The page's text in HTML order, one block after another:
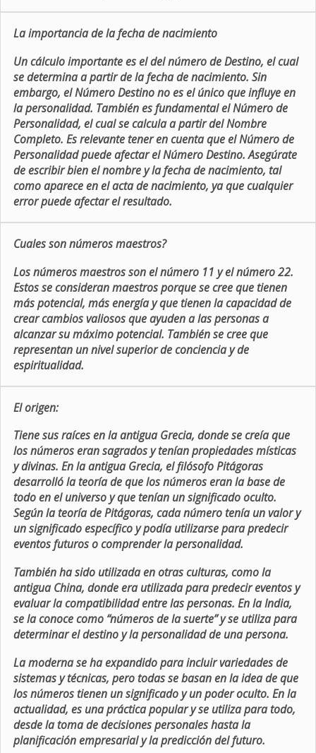
La importancia de la fecha de nacimiento
Un cálculo importante es el del número de Destino, el cual
se determina a partir de la fecha de nacimiento. Sin
embargo, el Número Destino no es el único que influye en
la personalidad. También es fundamental el Número de
Personalidad, el cual se calcula a partir del Nombre
Completo. Es relevante tener en cuenta que el Número de
Personalidad puede afectar el Número Destino. Asegúrate
de escribir bien el nombre y la fecha de nacimiento, tal
como aparece en el acta de nacimiento, ya que cualquier
error puede afectar el resultado.
Cuales son números maestros?
Los números maestros son el número 11 y el número 22.
Estos se consideran maestros porque se cree que tienen
más potencial, más energía y que tienen la capacidad de
crear cambios valiosos que ayuden a las personas a
alcanzar su máximo potencial. También se cree que
representan un nivel superior de conciencia y de
espiritualidad.
El origen:
Tiene sus raíces en la antigua Grecia, donde se creía que
los números eran sagrados y tenían propiedades místicas
y divinas. En la antigua Grecia, el filósofo Pitágoras
desarrolló la teoría de que los números eran la base de
todo en el universo y que tenían un significado oculto.
Según la teoría de Pitágoras, cada número tenía un valor y
un significado específico y podía utilizarse para predecir
eventos futuros o comprender la personalidad.
También ha sido utilizada en otras culturas, como la
antigua China, donde era utilizada para predecir eventos y
evaluar la compatibilidad entre las personas. En la India,
se la conoce como “números de la suerte” y se utiliza para
determinar el destino y la personalidad de una persona.
La moderna se ha expandido para incluir variedades de
sistemas y técnicas, pero todas se basan en la idea de que
los números tienen un significado y un poder oculto. En la
actualidad, es una práctica popular y se utiliza para todo,
desde la toma de decisiones personales hasta la
planificación empresarial y la predicción del futuro.